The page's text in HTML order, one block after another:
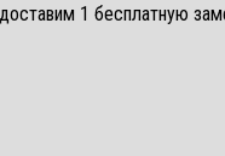
1 бесплатную